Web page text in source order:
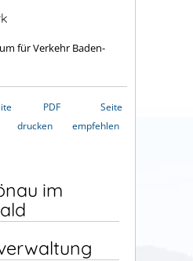
für Verkehr Baden-
PDF
drucken
Seite
empfehlen
im